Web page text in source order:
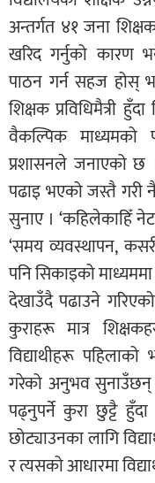
अन्तर्गत ४१ जना
खरिद गर्नुको कारण
पाठन गर्न सहज होस्
शिक्षक प्रविधिमैत्री
वैकल्पिक माध्यमको
प्रशासनले जनाएको छ
पढाइ भएको जस्तै गरी
सुनाए । ‘कहिलेकाहिँ
‘समय व्यवस्थापन,
पनि सिकाइको
देखाउँदै पढाउने
कुराहरू मात्र
विद्याथीहरू
गरेको अनुभव सुनाउँछन्
पढ्नुपर्ने कुरा छुट्टै
छोट्याउनका लागि
र त्यसको आधारमा